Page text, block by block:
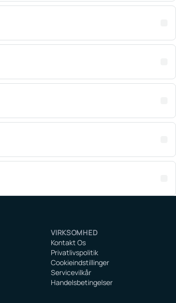
VIRKSOMHED
Kontakt Os
Privatlivspolitik
Cookieindstillinger
Servicevilkår
Handelsbetingelser